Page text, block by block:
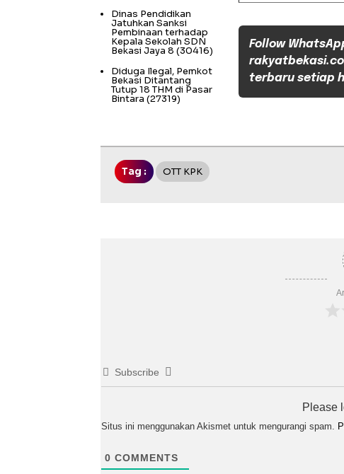
Follow
terbaru setiap
Dinas Pendidikan
Jatuhkan Sanksi
Pembinaan terhadap
Kepala Sekolah SDN
Bekasi Jaya 8 (30416)
Diduga Ilegal, Pemkot
Bekasi Ditantang
Tutup 18 THM di Pasar
Bintara (27319)
Tag : OTT KPK
Subscribe
Please
Situs ini menggunakan Akismet untuk mengurangi spam.
0 COMMENTS